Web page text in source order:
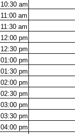
10:30 am
11:00 am
11:30 am
12:00 pm
12:30 pm
01:00 pm
01:30 pm
02:00 pm
02:30 pm
03:00 pm
03:30 pm
04:00 pm